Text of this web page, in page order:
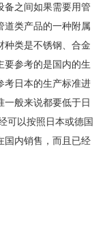
备之间如果需要用管
道类产品的一种附属
种类是不锈钢、合金
要参考的是国内的生
考日本的生产标准进
一般来说都要低于日
可以按照日本或德国
国内销售，而且已经